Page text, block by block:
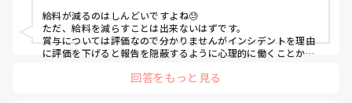
てしまったこと、もう１回は、心電図モニターのラインが患
者さんのストレッチャーからベッドへの移乗を４人で行い、
1本切れてしまったこと、です。インシデント＋破損の届け
みたいなのも、提出しました。
あれば、まだ救われるというか、そうなんだなと飲み込める
給料が減るのはしんどいですよね😓
ただ、給料を減らすことは出来ないはずです。
賞与については評価なので分かりませんがインシデントを理由
に評価を下げると報告を隠蔽するように心理的に働くことから
第二新卒であれば住民税が引かれ始めた可能性は無いでしょう
回答をもっと見る